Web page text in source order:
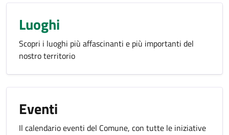
Luoghi
Scopri i luoghi più affascinanti e più importanti del
nostro territorio
Eventi
Il calendario eventi del Comune, con tutte le iniziative